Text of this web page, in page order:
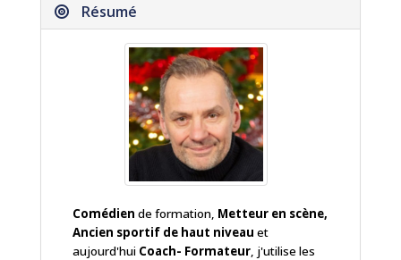
Résumé
Comédien de formation, Metteur en scène,
Ancien sportif de haut niveau et
aujourd'hui Coach- Formateur, j'utilise les